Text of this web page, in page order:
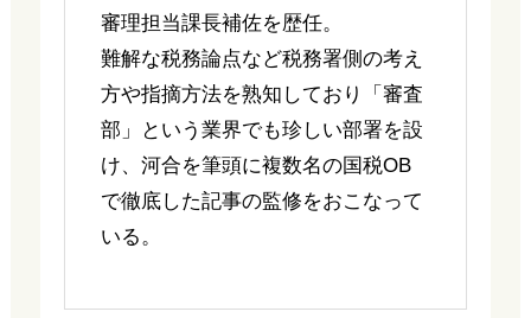
審理担当課長補佐を歴任。
難解な税務論点など税務署側の考え
方や指摘方法を熟知しており「審査
部」という業界でも珍しい部署を設
け、河合を筆頭に複数名の国税OB
で徹底した記事の監修をおこなって
いる。